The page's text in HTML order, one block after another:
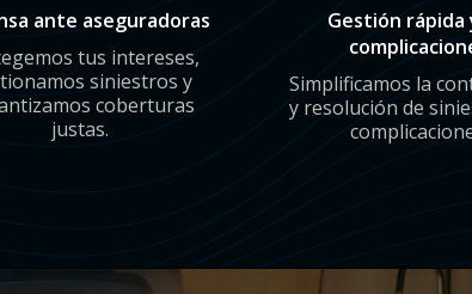
ante aseguradoras
tus intereses,
siniestros y
coberturas
justas.
Gestión rápida
Simplificamos la
y resolución de